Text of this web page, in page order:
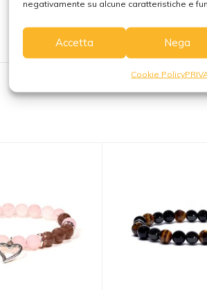
negativamente su alcune caratteristiche e
Accetta Nega
Cookie Policy